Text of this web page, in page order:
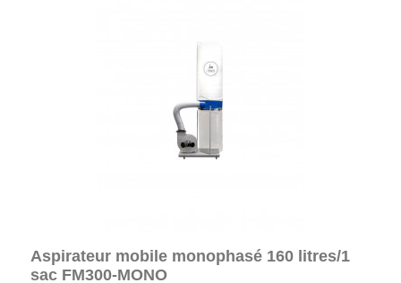
Aspirateur mobile monophasé 160 litres/1
sac FM300-MONO